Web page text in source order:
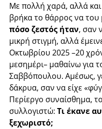
Με πολλή χαρά, αλλά
βρήκα το θάρρος να
πόσο ζεστός ήταν, σαν
μικρή στιγμή, αλλά
Οκτωβρίου 2025 –20
μεσημέρι– μαθαίνω για
Σαββόπουλου. Αμέσως,
δάκρυα, σαν να είχε
Περίεργο συναίσθημα,
συλλογιστώ:Τι έκανε
ξεχωριστό;